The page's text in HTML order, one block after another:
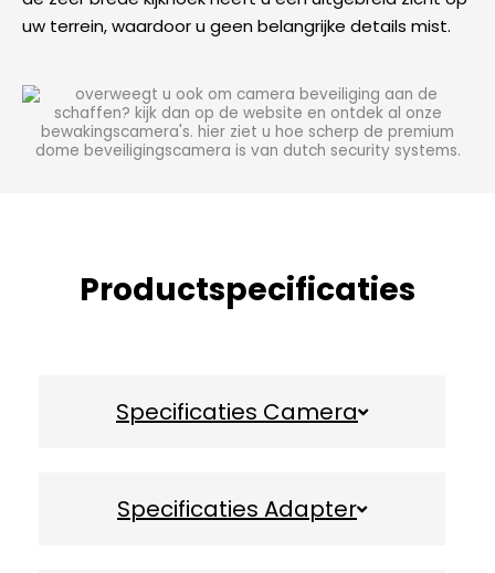
uw terrein, waardoor u geen belangrijke details mist.
Productspecificaties
Specificaties Camera
Specificaties Adapter